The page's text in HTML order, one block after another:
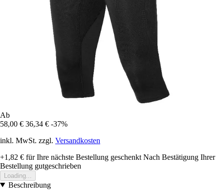
Ab
58,00 € 36,34 € -37%
inkl. MwSt. zzgl. Versandkosten
+1,82 € für Ihre nächste Bestellung geschenkt Nach Bestätigung Ihrer
Bestellung gutgeschrieben
Loading...
Beschreibung